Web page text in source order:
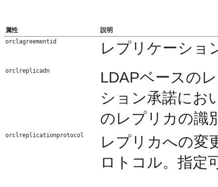
属性 説明
orclagreementid レプリケーショ
orclreplicadn
LDAPベースの
ション承諾にお
のレプリカの識
orclreplicationprotocol
レプリカへの変
ロトコル。指定